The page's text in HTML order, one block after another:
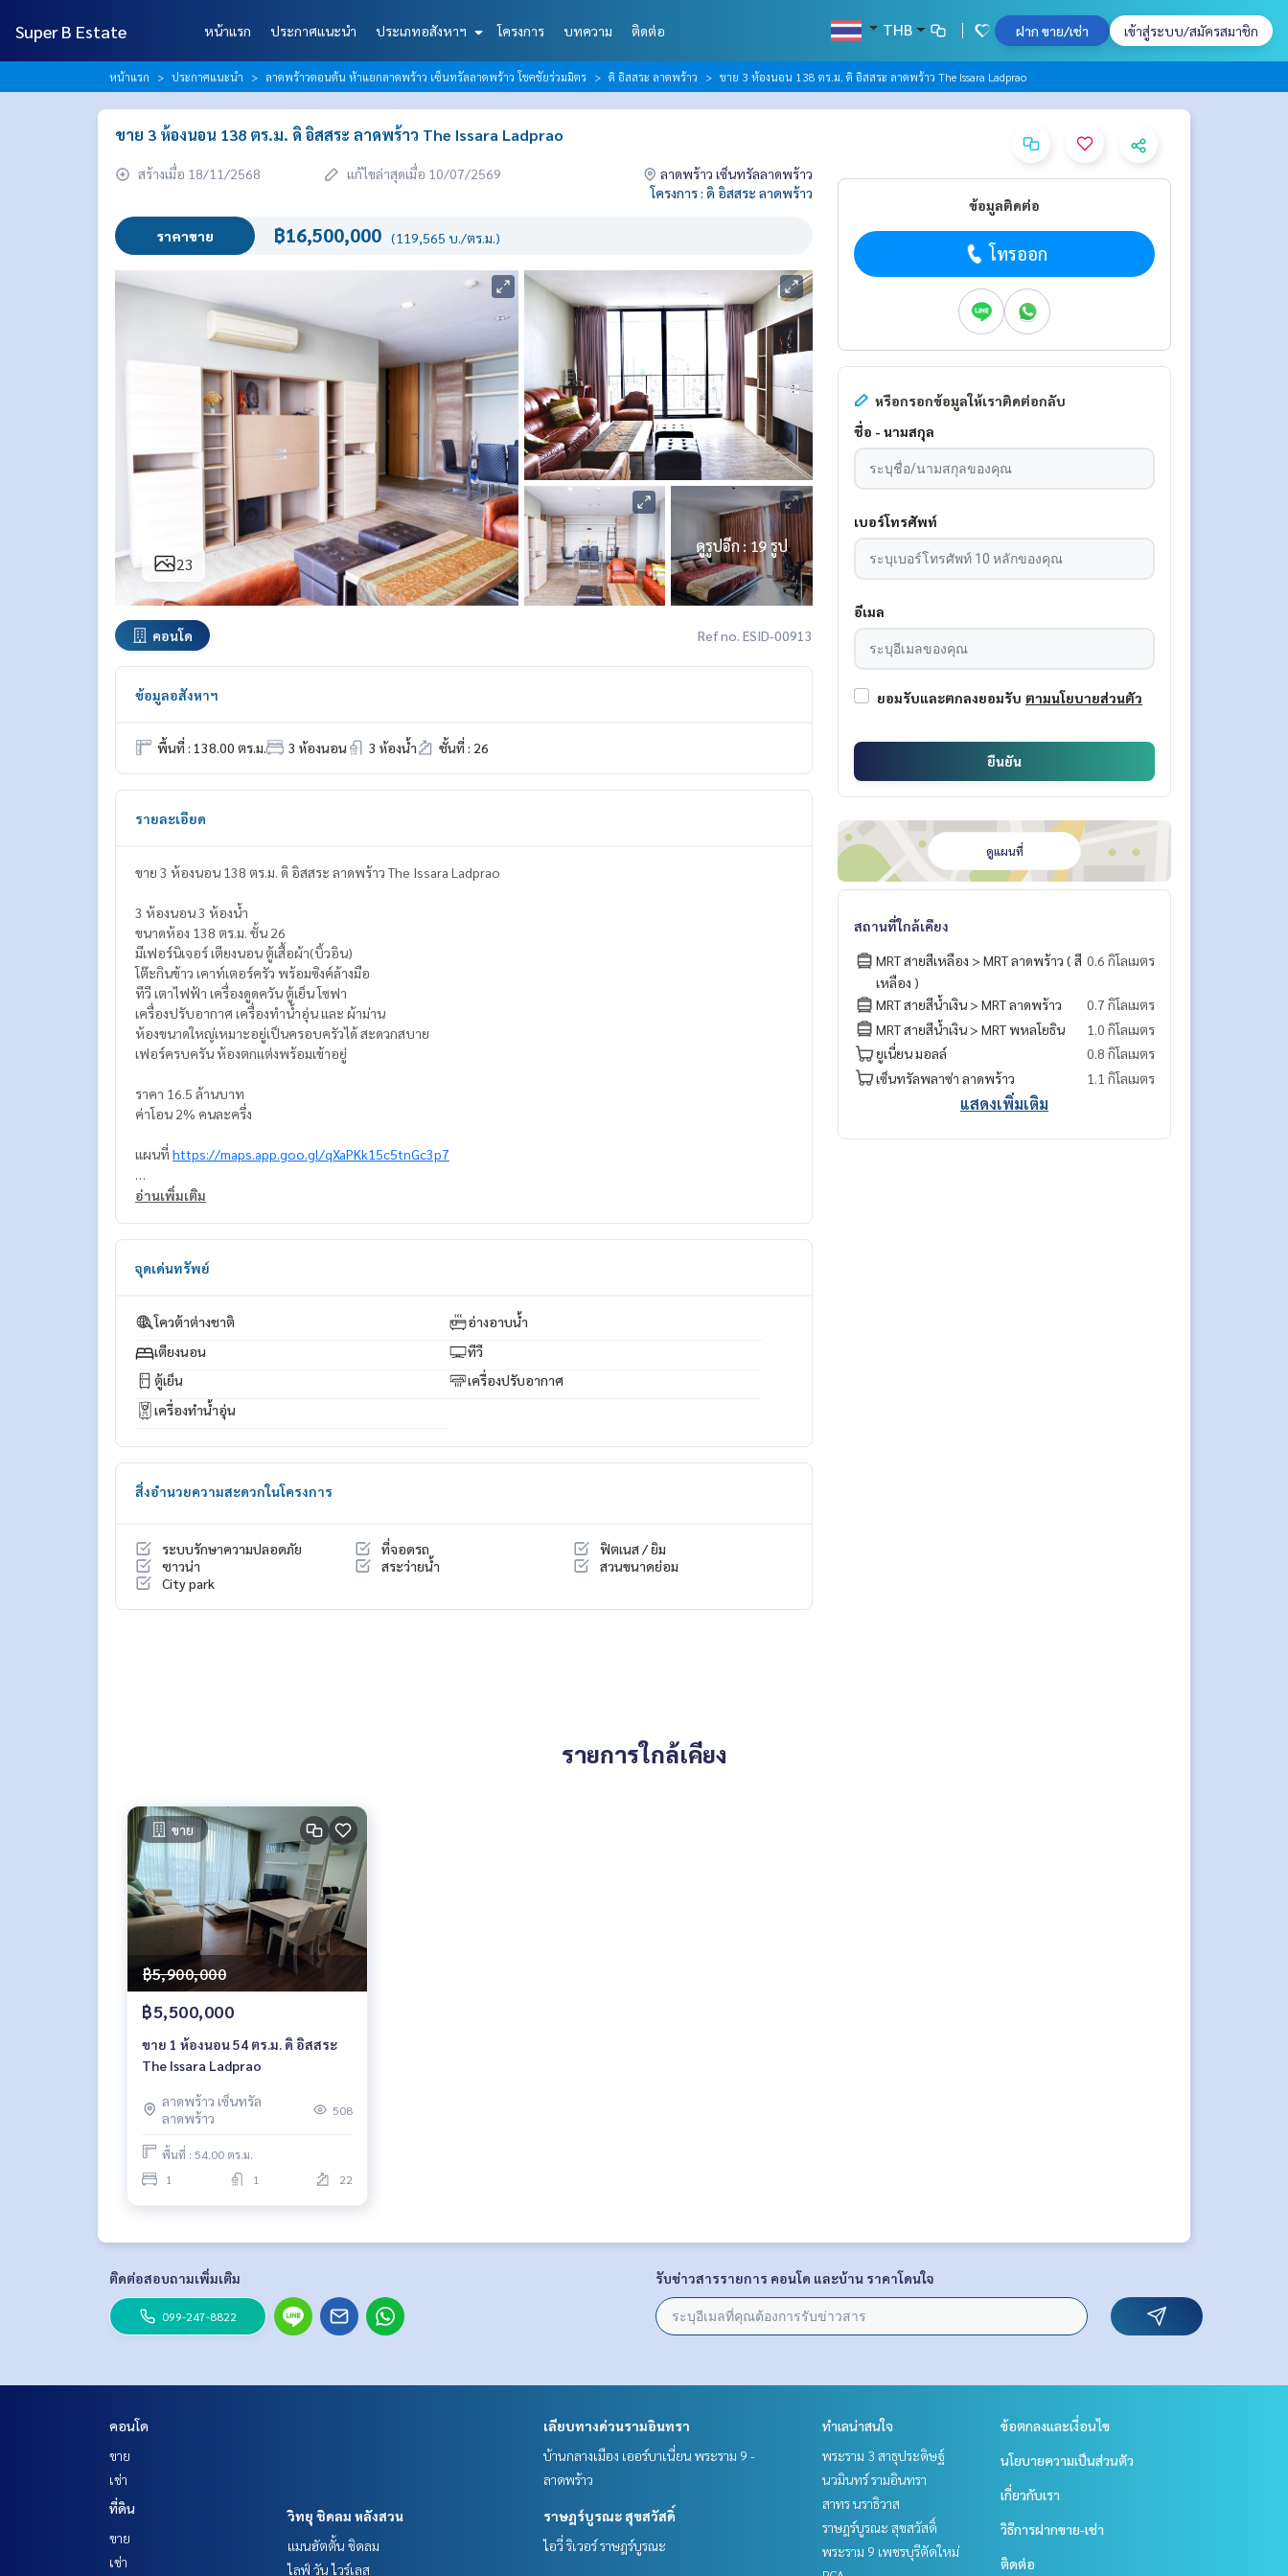
Super B Estate หน้าแรก ประกาศแนะนำ ประเภทอสังหาฯ โครงการ บทความ ติดต่อ THB ฝาก ขาย/เช่า เข้าสู่ระบบ/สมัครสมาชิก
หน้าแรก ประกาศแนะนำ ลาดพร้าวตอนต้น ห้าแยกลาดพร้าว เซ็นทรัลลาดพร้าว โชคชัยร่วมมิตร ดิ อิสสระ ลาดพร้าว ขาย 3 ห้องนอน 138 ตร.ม. ดิ อิสสระ ลาดพร้าว The Issara Ladprao
ขาย 3 ห้องนอน 138 ตร.ม. ดิ อิสสระ ลาดพร้าว The Issara Ladprao
สร้างเมื่อ 18/11/2568 แก้ไขล่าสุดเมื่อ 10/07/2569
ลาดพร้าว เซ็นทรัลลาดพร้าว
โครงการ : ดิ อิสสระ ลาดพร้าว
ราคาขาย ฿16,500,000 (119,565 บ./ตร.ม.)
23
ดูรูปอีก : 19 รูป
คอนโด Ref no. ESID-00913
ข้อมูลอสังหาฯ
พื้นที่ : 138.00 ตร.ม. 3 ห้องนอน 3 ห้องน้ำ ชั้นที่ : 26
รายละเอียด
ขาย 3 ห้องนอน 138 ตร.ม. ดิ อิสสระ ลาดพร้าว The Issara Ladprao
3 ห้องนอน 3 ห้องน้ำ
ขนาดห้อง 138 ตร.ม. ชั้น 26
มีเฟอร์นิเจอร์ เตียงนอน ตู้เสื้อผ้า(บิ้วอิน)
โต๊ะกินข้าว เคาท์เตอร์ครัว พร้อมซิงค์ล้างมือ
ทีวี เตาไฟฟ้า เครื่องดูดควัน ตู้เย็น โซฟา
เครื่องปรับอากาศ เครื่องทำน้ำอุ่น เเละ ผ้าม่าน
ห้องขนาดใหญ่เหมาะอยู่เป็นครอบครัวได้ สะดวกสบาย
เฟอร์ครบครัน ห้องตกเเต่งพร้อมเข้าอยู่
ราคา 16.5 ล้านบาท
ค่าโอน 2% คนละครึ่ง
แผนที่ https://maps.app.goo.gl/qXaPKk15c5tnGc3p7
=================================
สนใจฝากทรัพย์เช่า – ขาย ติดต่อ Line ID: @superbestate
=================================
ESID-00913
อ่านเพิ่มเติม
จุดเด่นทรัพย์
โควต้าต่างชาติ
อ่างอาบน้ำ
เตียงนอน
ทีวี
ตู้เย็น
เครื่องปรับอากาศ
เครื่องทำน้ำอุ่น
สิ่งอำนวยความสะดวกในโครงการ
ระบบรักษาความปลอดภัย ที่จอดรถ
ฟิตเนส / ยิม
ซาวน่า
สระว่ายน้ำ
สวนขนาดย่อม
City park
ข้อมูลติดต่อ
โทรออก
หรือกรอกข้อมูลให้เราติดต่อกลับ
ชื่อ - นามสกุล
เบอร์โทรศัพท์
อีเมล
ยอมรับและตกลงยอมรับ ตามนโยบายส่วนตัว
ยืนยัน
ดูแผนที่
สถานที่ใกล้เคียง
MRT สายสีเหลือง > MRT ลาดพร้าว ( สี
เหลือง )
0.6 กิโลเมตร
MRT สายสีน้ำเงิน > MRT ลาดพร้าว
0.7 กิโลเมตร
MRT สายสีน้ำเงิน > MRT พหลโยธิน
1.0 กิโลเมตร
ยูเนี่ยน มอลล์
0.8 กิโลเมตร
เซ็นทรัลพลาซ่า ลาดพร้าว
1.1 กิโลเมตร
แสดงเพิ่มเติม
รายการใกล้เคียง
ขาย
฿5,900,000
฿5,500,000
ขาย 1 ห้องนอน 54 ตร.ม. ดิ อิสสระ
The Issara Ladprao
ลาดพร้าว เซ็นทรัล
ลาดพร้าว
508
พื้นที่ : 54.00 ตร.ม.
1
1 22
ติดต่อสอบถามเพิ่มเติม
099-247-8822
รับข่าวสารรายการ คอนโด และบ้าน ราคาโดนใจ
คอนโด
ขาย
เช่า
ที่ดิน
ขาย
เช่า
เลียบทางด่วนรามอินทรา
บ้านกลางเมือง เออร์บาเนี่ยน พระราม 9 -
ลาดพร้าว
วิทยุ ชิดลม หลังสวน
แมนฮัตตั้น ชิดลม
ไลฟ์ วัน ไวร์เลส
ราษฎร์บูรณะ สุขสวัสดิ์
ไอวี่ ริเวอร์ ราษฎร์บูรณะ
ทำเลน่าสนใจ
พระราม 3 สาธุประดิษฐ์
นวมินทร์ รามอินทรา
สาทร นราธิวาส
ราษฎร์บูรณะ สุขสวัสดิ์
พระราม 9 เพชรบุรีตัดใหม่
ข้อตกลงและเงื่อนไข
นโยบายความเป็นส่วนตัว
เกี่ยวกับเรา
วิธีการฝากขาย-เช่า
ติดต่อ